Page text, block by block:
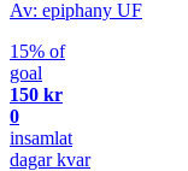
Av: epiphany UF
15% of
goal
150 kr
0
insamlat
dagar kvar